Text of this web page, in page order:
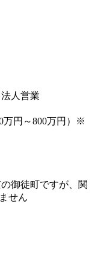
人営業
万円～800万円）※
御徒町ですが、関
せん